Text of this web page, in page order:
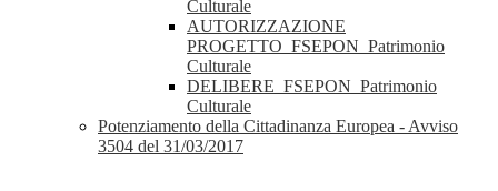
Culturale
AUTORIZZAZIONE
PROGETTO_FSEPON_Patrimonio
Culturale
DELIBERE_FSEPON_Patrimonio
Culturale
Potenziamento della Cittadinanza Europea - Avviso
3504 del 31/03/2017